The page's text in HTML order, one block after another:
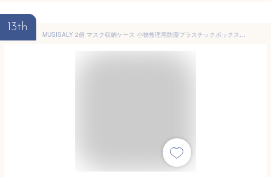
13th
MUSISALY 2個 マスク収納ケース 小物整理用防塵プラスチックボックス 持ち運び便利な屋内外用収納容器 ランダムカラー ラン ランダムカラー